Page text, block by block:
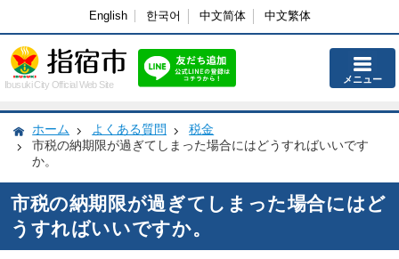
English 한국어 中文简体 中文繁体
Ibusuki City Official Web Site メニュー
ホーム よくある質問
税金
市税の納期限が過ぎてしまった場合にはどうすればいいです
か。
市税の納期限が過ぎてしまった場合にはど
うすればいいですか。